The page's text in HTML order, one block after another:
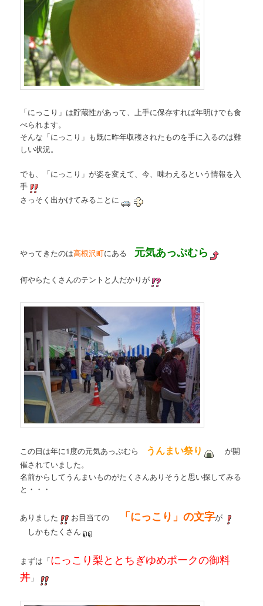
「にっこり」は貯蔵性があって、上手に保存すれば年明けでも食
べられます。
そんな「にっこり」も既に昨年収穫されたものを手に入るのは難
しい状況。
でも、「にっこり」が姿を変えて、今、味わえるという情報を入
手
さっそく出かけてみることに
やってきたのは高根沢町にある 元気あっぷむら
何やらたくさんのテントと人だかりが
この日は年に1度の元気あっぷむら うんまい祭り
が開
催されていました。
名前からしてうんまいものがたくさんありそうと思い探してみる
と・・・
ありました お目当ての 「にっこり」の文字が
しかもたくさん
まずは「にっこり梨ととちぎゆめポークの御料
丼 」